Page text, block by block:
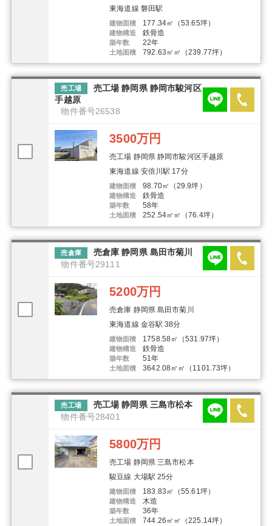
東海道線 磐田駅
建物面積 177.34㎡（53.65坪）
建物構造 鉄骨造
築年数 22年
土地面積 792.63㎡㎡（239.77坪）
売工場
売工場 静岡県 静岡市駿河区
手越原
物件番号26538
3500万円
売工場 静岡県 静岡市駿河区手越原
東海道線 安倍川駅 17分
建物面積 98.70㎡（29.9坪）
建物構造 鉄骨造
築年数 58年
土地面積 252.54㎡㎡（76.4坪）
売倉庫
売倉庫 静岡県 島田市菊川
物件番号29111
5200万円
売倉庫 静岡県 島田市菊川
東海道線 金谷駅 38分
建物面積 1758.58㎡（531.97坪）
建物構造 鉄骨造
築年数 51年
土地面積 3642.08㎡㎡（1101.73坪）
売工場
売工場 静岡県 三島市松本
物件番号28401
5800万円
売工場 静岡県 三島市松本
駿豆線 大場駅 25分
建物面積 183.83㎡（55.61坪）
建物構造 木造
築年数 36年
土地面積 744.26㎡㎡（225.14坪）